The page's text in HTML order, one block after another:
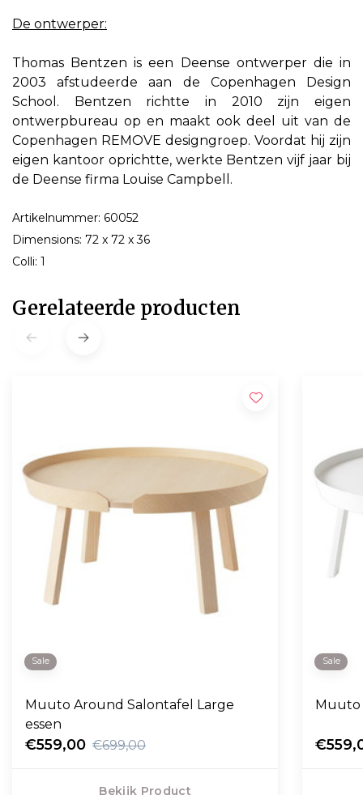
De ontwerper:
Thomas Bentzen is een Deense ontwerper die in
2003 afstudeerde aan de Copenhagen Design
School. Bentzen richtte in 2010 zijn eigen
ontwerpbureau op en maakt ook deel uit van de
Copenhagen REMOVE designgroep. Voordat hij zijn
eigen kantoor oprichtte, werkte Bentzen vijf jaar bij
de Deense firma Louise Campbell.
Artikelnummer: 60052
Dimensions: 72 x 72 x 36
Colli: 1
Gerelateerde producten
Sale
Muuto Around Salontafel Large
essen
€559,00 €699,00
Bekijk Product
Sale
Muuto